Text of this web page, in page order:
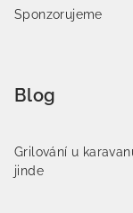
Sponzorujeme
Blog
Grilování u
jinde